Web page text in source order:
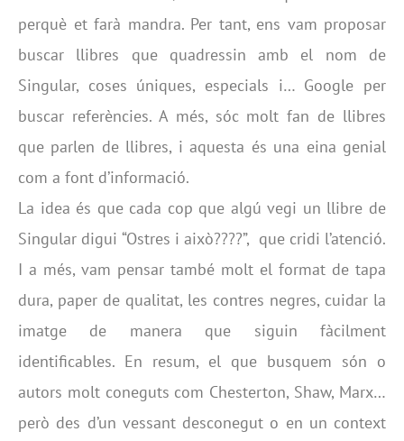
perquè et farà mandra. Per tant, ens vam proposar
buscar llibres que quadressin amb el nom de
Singular, coses úniques, especials i… Google per
buscar referències. A més, sóc molt fan de llibres
que parlen de llibres, i aquesta és una eina genial
com a font d’informació.
La idea és que cada cop que algú vegi un llibre de
Singular digui “Ostres i això????”, que cridi l’atenció.
I a més, vam pensar també molt el format de tapa
dura, paper de qualitat, les contres negres, cuidar la
imatge de manera que siguin fàcilment
identificables. En resum, el que busquem són o
autors molt coneguts com Chesterton, Shaw, Marx…
però des d’un vessant desconegut o en un context